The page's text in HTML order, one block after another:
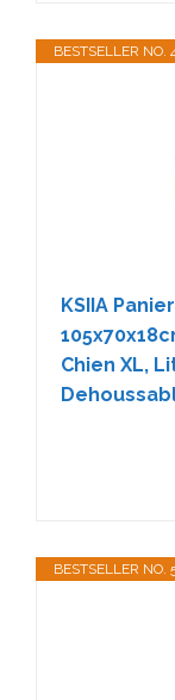
BESTSELLER NO.
KSIIA
Chien XL,
BESTSELLER NO.